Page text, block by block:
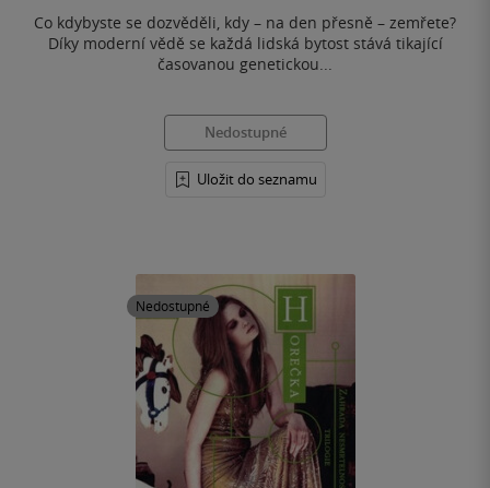
Co kdybyste se dozvěděli, kdy – na den přesně – zemřete?
Díky moderní vědě se každá lidská bytost stává tikající
časovanou genetickou...
Nedostupné
Uložit do seznamu
Nedostupné